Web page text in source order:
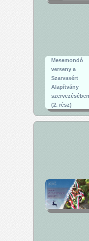
Mesemondó
verseny a
Szarvasért
Alapítvány
szervezésében
(2. rész)